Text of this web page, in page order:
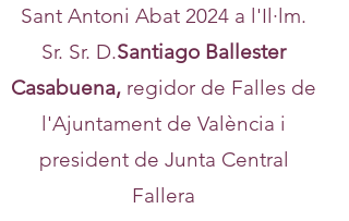
Sant Antoni Abat 2024 a l'Il·lm.
Sr. Sr. D.Santiago Ballester
Casabuena, regidor de Falles de
l'Ajuntament de València i
president de Junta Central
Fallera